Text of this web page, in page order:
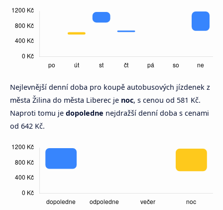
Nejlevnější denní doba pro koupě autobusových jízdenek z
města Žilina do města Liberec je noc, s cenou od 581 Kč.
Naproti tomu je dopoledne nejdražší denní doba s cenami
od 642 Kč.